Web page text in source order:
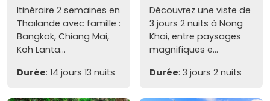
Itinéraire 2 semaines en
Thaïlande avec famille :
Bangkok, Chiang Mai,
Koh Lanta...
Durée: 14 jours 13 nuits
Découvrez une viste de
3 jours 2 nuits à Nong
Khai, entre paysages
magnifiques e...
Durée: 3 jours 2 nuits